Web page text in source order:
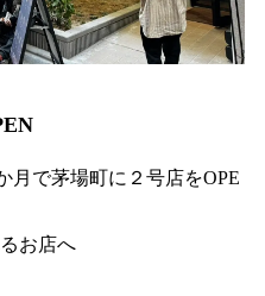
月で茅場町に２号店をOPE
お店へ